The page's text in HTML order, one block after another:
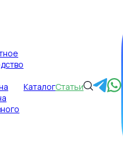
КаталогСтатьи